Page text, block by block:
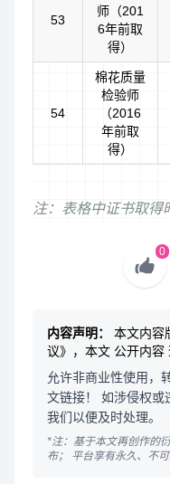
53
师（201
6年前取
得）
54
棉花质量
检验师
（2016
年前取
得）
注：表格中证书取得
0
内容声明：
本文内容
议》，本文 公开内容
允许非商业性使用，
文链接！ 如涉侵权或
我们以便及时处理。
*注：基于本文再创作的
布； 平台享有永久、不